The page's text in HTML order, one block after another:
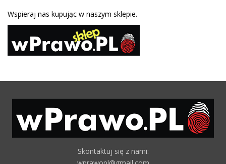
Wspieraj nas kupując w naszym sklepie.
Skontaktuj się z nami: